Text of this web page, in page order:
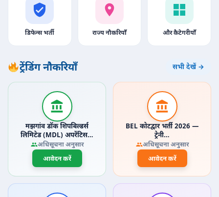
डिफेन्स भर्ती राज्य नौकरियाँ और कैटेगरीयाँ
ट्रेंडिंग नौकरियाँ सभी देखें →
मझगांव डॉक शिपबिल्डर्स
लिमिटेड (MDL) अपरेंटिस…
अधिसूचना अनुसार
आवेदन करें
BEL कोटद्वार भर्ती 2026 —
ट्रेनी…
अधिसूचना अनुसार
आवेदन करें